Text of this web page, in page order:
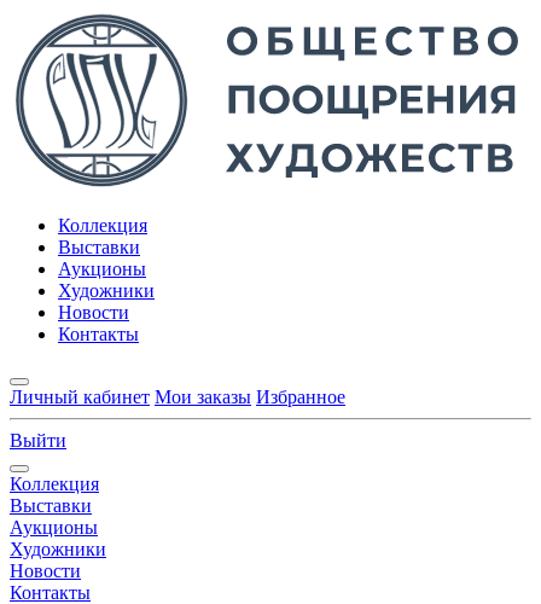
Коллекция
Выставки
Аукционы
Художники
Новости
Контакты
Личный кабинет Мои заказы Избранное
Выйти
Коллекция
Выставки
Аукционы
Художники
Новости
Контакты